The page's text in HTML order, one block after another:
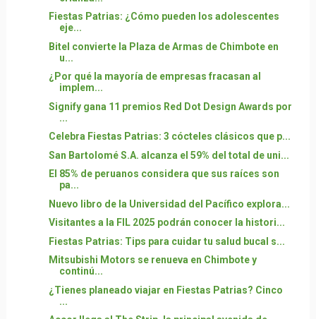
Fiestas Patrias: ¿Cómo pueden los adolescentes
eje...
Bitel convierte la Plaza de Armas de Chimbote en
u...
¿Por qué la mayoría de empresas fracasan al
implem...
Signify gana 11 premios Red Dot Design Awards por
...
Celebra Fiestas Patrias: 3 cócteles clásicos que p...
San Bartolomé S.A. alcanza el 59% del total de uni...
El 85% de peruanos considera que sus raíces son
pa...
Nuevo libro de la Universidad del Pacífico explora...
Visitantes a la FIL 2025 podrán conocer la histori...
Fiestas Patrias: Tips para cuidar tu salud bucal s...
Mitsubishi Motors se renueva en Chimbote y
continú...
¿Tienes planeado viajar en Fiestas Patrias? Cinco
...